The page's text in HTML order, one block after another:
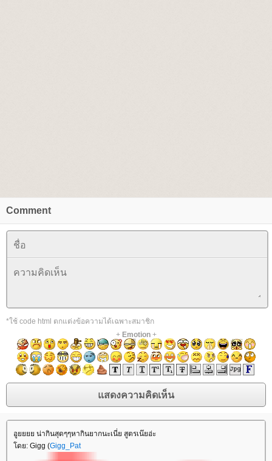
Comment
*ใช้ code html ตกแต่งข้อความได้เฉพาะสมาชิก
+ Emotion+
อูยยยย น่ากินสุดๆๆหากินยากนะเนี่ย สูตรเน๊ยอ่ะ
ดย: Gigg (Gigg_Pat